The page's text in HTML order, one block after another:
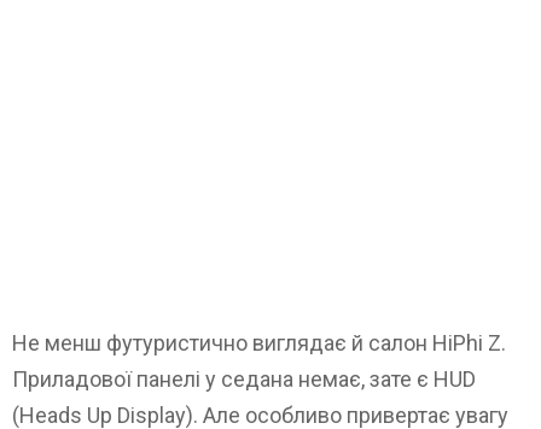
Не менш футуристично виглядає й салон HiPhi Z.
Приладової панелі у седана немає, зате є HUD
(Heads Up Display). Але особливо привертає увагу